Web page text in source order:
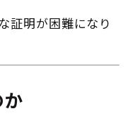
証明が困難になり